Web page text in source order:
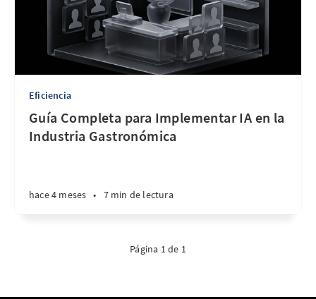
Eficiencia
Guía Completa para Implementar IA en la
Industria Gastronómica
hace 4 meses • 7 min de lectura
Página 1 de 1